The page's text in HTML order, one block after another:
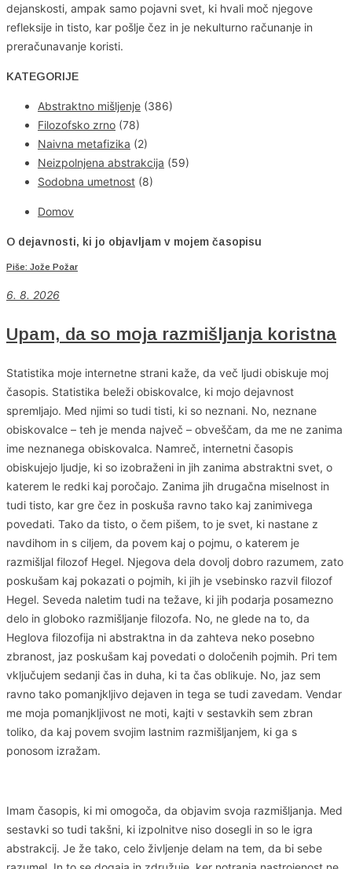
dejanskosti, ampak samo pojavni svet, ki hvali moč njegove
refleksije in tisto, kar pošlje čez in je nekulturno računanje in
preračunavanje koristi.
KATEGORIJE
Abstraktno mišljenje (386)
Filozofsko zrno (78)
Naivna metafizika (2)
Neizpolnjena abstrakcija (59)
Sodobna umetnost (8)
Domov
O dejavnosti, ki jo objavljam v mojem časopisu
Piše: Jože Požar
6. 8. 2026
Upam, da so moja razmišljanja koristna
Statistika moje internetne strani kaže, da več ljudi obiskuje moj
časopis. Statistika beleži obiskovalce, ki mojo dejavnost
spremljajo. Med njimi so tudi tisti, ki so neznani. No, neznane
obiskovalce – teh je menda največ – obveščam, da me ne zanima
ime neznanega obiskovalca. Namreč, internetni časopis
obiskujejo ljudje, ki so izobraženi in jih zanima abstraktni svet, o
katerem le redki kaj poročajo. Zanima jih drugačna miselnost in
tudi tisto, kar gre čez in poskuša ravno tako kaj zanimivega
povedati. Tako da tisto, o čem pišem, to je svet, ki nastane z
navdihom in s ciljem, da povem kaj o pojmu, o katerem je
razmišljal filozof Hegel. Njegova dela dovolj dobro razumem, zato
poskušam kaj pokazati o pojmih, ki jih je vsebinsko razvil filozof
Hegel. Seveda naletim tudi na težave, ki jih podarja posamezno
delo in globoko razmišljanje filozofa. No, ne glede na to, da
Heglova filozofija ni abstraktna in da zahteva neko posebno
zbranost, jaz poskušam kaj povedati o določenih pojmih. Pri tem
vključujem sedanji čas in duha, ki ta čas oblikuje. No, jaz sem
ravno tako pomanjkljivo dejaven in tega se tudi zavedam. Vendar
me moja pomanjkljivost ne moti, kajti v sestavkih sem zbran
toliko, da kaj povem svojim lastnim razmišljanjem, ki ga s
ponosom izražam.
Imam časopis, ki mi omogoča, da objavim svoja razmišljanja. Med
sestavki so tudi takšni, ki izpolnitve niso dosegli in so le igra
abstrakcij. Je že tako, celo življenje delam na tem, da bi sebe